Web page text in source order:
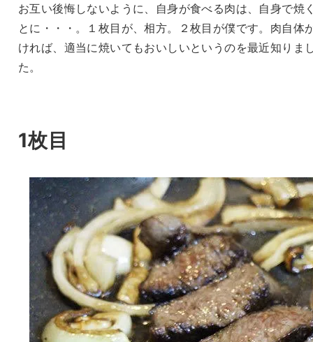
お互い後悔しないように、自身が食べる肉は、自身で焼
とに・・・。１枚目が、相方。２枚目が僕です。肉自体
ければ、適当に焼いてもおいしいというのを最近知りま
た。
1枚目